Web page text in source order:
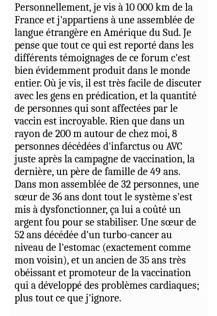
Personnellement, je vis à 10 000 km de la
France et j'appartiens à une assemblée de
langue étrangère en Amérique du Sud. Je
pense que tout ce qui est reporté dans les
différents témoignages de ce forum c'est
bien évidemment produit dans le monde
entier. Où je vis, il est très facile de discuter
avec les gens en prédication, et la quantité
de personnes qui sont affectées par le
vaccin est incroyable. Rien que dans un
rayon de 200 m autour de chez moi, 8
personnes décédées d'infarctus ou AVC
juste après la campagne de vaccination, la
dernière, un père de famille de 49 ans.
Dans mon assemblée de 32 personnes, une
sœur de 36 ans dont tout le système s'est
mis à dysfonctionner, ça lui a coûté un
argent fou pour se stabiliser. Une sœur de
52 ans décédée d'un turbo-cancer au
niveau de l'estomac (exactement comme
mon voisin), et un ancien de 35 ans très
obéissant et promoteur de la vaccination
qui a développé des problèmes cardiaques;
plus tout ce que j'ignore.